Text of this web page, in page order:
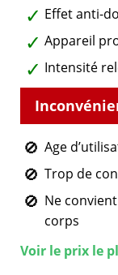
Effet anti-
Appareil
Intensité
Age
Trop de
Ne
corps
Voir le prix le